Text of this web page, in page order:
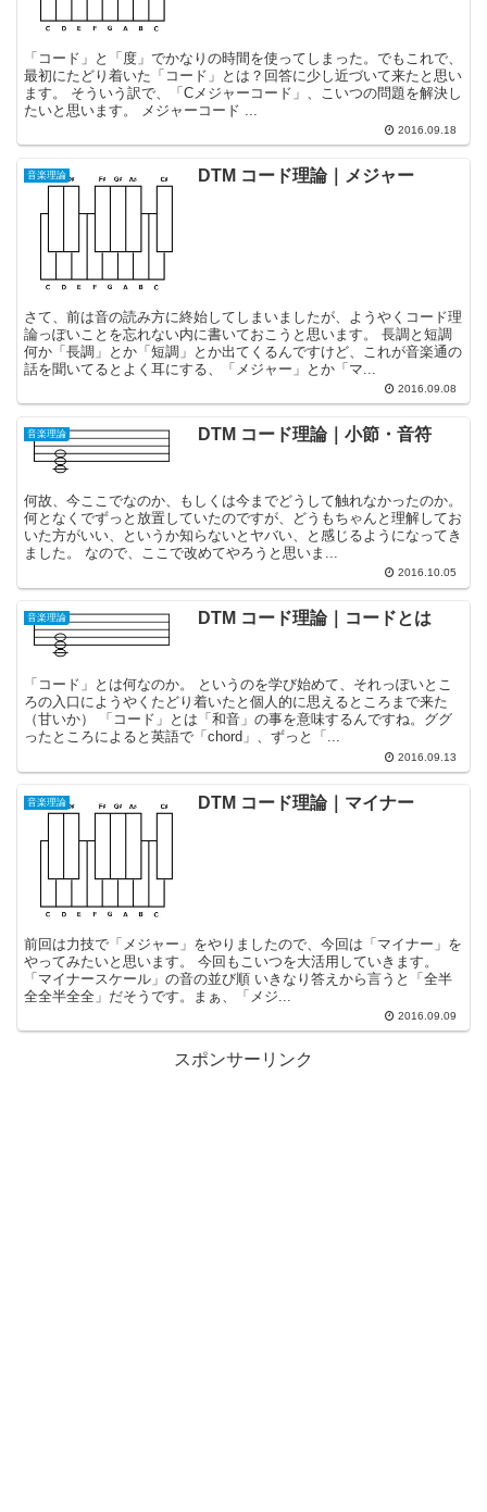
「コード」と「度」でかなりの時間を使ってしまった。でもこれで、
最初にたどり着いた「コード」とは？回答に少し近づいて来たと思い
ます。 そういう訳で、「Cメジャーコード」、こいつの問題を解決し
たいと思います。 メジャーコード ...
2016.09.18
音楽理論 DTM コード理論｜メジャー
さて、前は音の読み方に終始してしまいましたが、ようやくコード理
論っぽいことを忘れない内に書いておこうと思います。 長調と短調
何か「長調」とか「短調」とか出てくるんですけど、これが音楽通の
話を聞いてるとよく耳にする、「メジャー」とか「マ...
2016.09.08
音楽理論 DTM コード理論｜小節・音符
何故、今ここでなのか、もしくは今までどうして触れなかったのか。
何となくでずっと放置していたのですが、どうもちゃんと理解してお
いた方がいい、というか知らないとヤバい、と感じるようになってき
ました。 なので、ここで改めてやろうと思いま...
2016.10.05
音楽理論 DTM コード理論｜コードとは
「コード」とは何なのか。 というのを学び始めて、それっぽいとこ
ろの入口にようやくたどり着いたと個人的に思えるところまで来た
（甘いか） 「コード」とは「和音」の事を意味するんですね。ググ
ったところによると英語で「chord」、ずっと「...
2016.09.13
音楽理論 DTM コード理論｜マイナー
前回は力技で「メジャー」をやりましたので、今回は「マイナー」を
やってみたいと思います。 今回もこいつを大活用していきます。
「マイナースケール」の音の並び順 いきなり答えから言うと「全半
全全半全全」だそうです。まぁ、「メジ...
2016.09.09
スポンサーリンク